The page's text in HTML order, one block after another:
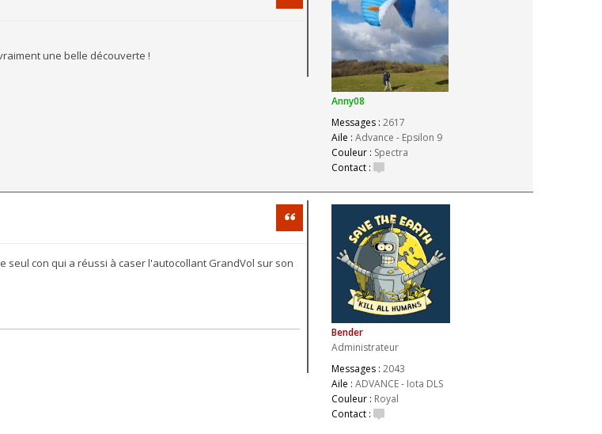
Anny08
Messages : 2617
Aile : Advance - Epsilon 9
Couleur : Spectra
Contact :
une belle découverte !
Bender
Administrateur
Messages : 2043
Aile : ADVANCE - Iota DLS
Couleur : Royal
Contact :
Citation
seul con qui a réussi à caser l'autocollant GrandVol sur son